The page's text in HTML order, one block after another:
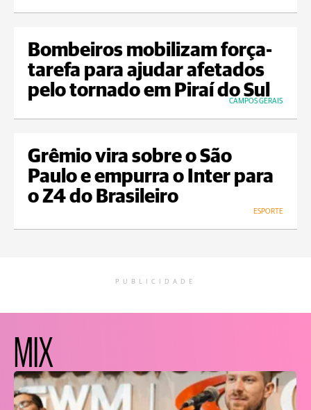
Bombeiros mobilizam força-
tarefa para ajudar afetados
pelo tornado em Piraí do Sul
CAMPOS GERAIS
Grêmio vira sobre o São
Paulo e empurra o Inter para
o Z4 do Brasileiro
ESPORTE
PUBLICIDADE
MIX